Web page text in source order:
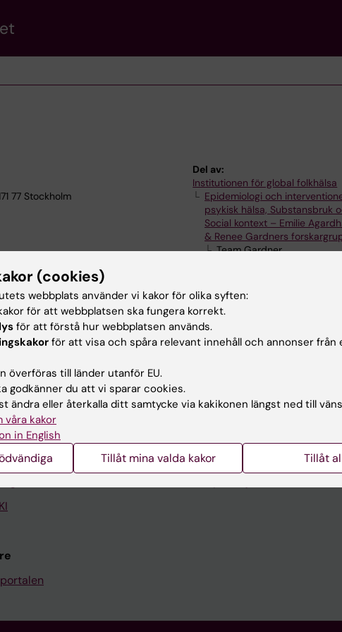
77 Stockholm
Del av:
Institutionen för global folkhälsa
Epidemiologi och
psykisk hälsa, Substansbruk
Social kontext – Emilie
& Renee Gardners
Team Gardner
Universitetsbiblioteket
Stöd forskning och utbildning
Karolinska Institutet Innovation
(cookies)
webbplats använder vi kakor för olika syften:
för att webbplatsen ska fungera korrekt.
för att förstå hur webbplatsen används.
för att visa och spåra relevant innehåll och annonser från
överföras till länder utanför EU.
godkänner du att vi sparar cookies.
ändra eller återkalla ditt samtycke via kakikonen längst ned till
våra kakor
in English
Tillåt mina valda kakor Tillåt